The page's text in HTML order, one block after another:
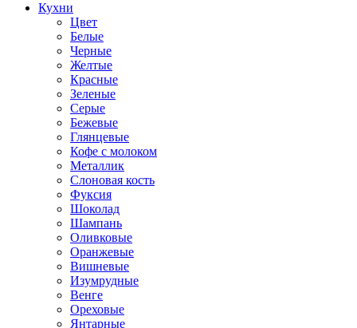
Кухни
Цвет
Белые
Черные
Желтые
Красные
Зеленые
Серые
Бежевые
Глянцевые
Кофе с молоком
Металлик
Слоновая кость
Фуксия
Шоколад
Шампань
Оливковые
Оранжевые
Вишневые
Изумрудные
Венге
Ореховые
Янтарные